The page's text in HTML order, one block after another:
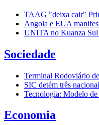
TAAG "deixa cair"
Angola e EUA
UNITA no Kuanza Sul
Sociedade
Terminal Rodoviário
SIC detém três
Tecnologia: Modelo
Economia